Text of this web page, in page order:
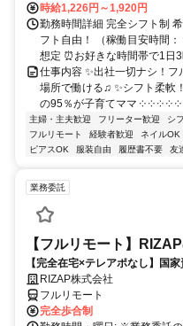
時給1,226円～1,920円
勤務時間詳細 完全シフト制
フト自由！ （稼働目安時間
想定 ⏰お好きな時間帯で1日
仕事内容 ✨出社一切ナシ！
場所で働ける♫ ✨シフト柔軟
の95％が子育てママ ༶ ༶ ༶ ༶
主婦・主夫歓迎 フリーター歓迎 シ
フルリモート
経験者歓迎 ネイルOK
ピアスOK
服装自由 履歴書不要 友
業務委託
【フルリモート】
【完全在宅×テレアポなし】国
う一つの安心」を。主婦・Wワ
方以降の数時間だけ」など、生
す。1件ごとの成果報酬型だか
RIZAP株式会社
フルリモート
完全歩合制